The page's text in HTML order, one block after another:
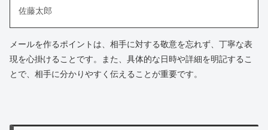
佐藤太郎
メールを作るポイントは、相手に対する敬意を忘れず、丁寧な表
現を心掛けることです。また、具体的な日時や詳細を明記するこ
とで、相手に分かりやすく伝えることが重要です。